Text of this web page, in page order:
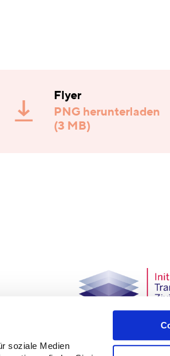
soziale Medien
Flyer
PNG herunterladen
(3 MB)
CLAIM – Allianz gegen Islam- und